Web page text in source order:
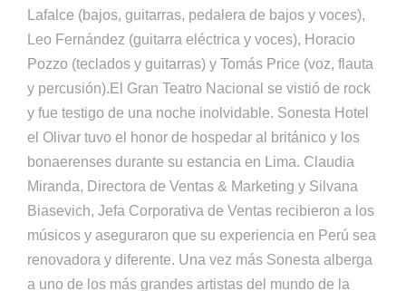
Lafalce (bajos, guitarras, pedalera de bajos y voces),
Leo Fernández (guitarra eléctrica y voces), Horacio
Pozzo (teclados y guitarras) y Tomás Price (voz, flauta
y percusión).El Gran Teatro Nacional se vistió de rock
y fue testigo de una noche inolvidable. Sonesta Hotel
el Olivar tuvo el honor de hospedar al británico y los
bonaerenses durante su estancia en Lima. Claudia
Miranda, Directora de Ventas & Marketing y Silvana
Biasevich, Jefa Corporativa de Ventas recibieron a los
músicos y aseguraron que su experiencia en Perú sea
renovadora y diferente. Una vez más Sonesta alberga
a uno de los más grandes artistas del mundo de la